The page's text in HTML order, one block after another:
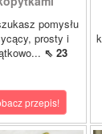
pomysłu
prosty i
⇖ 23
przepis!